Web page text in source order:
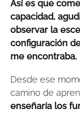
Así es que
capacidad,
observar la
configuración
me encontraba.
Desde ese
camino de
enseñaría los